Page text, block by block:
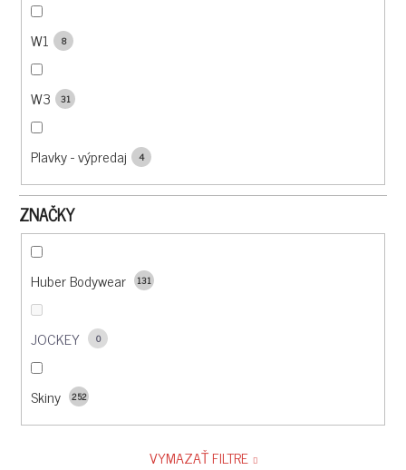
W1 8
W3 31
Plavky - výpredaj 4
ZNAČKY
Huber Bodywear 131
JOCKEY 0
Skiny 252
VYMAZAŤ FILTRE